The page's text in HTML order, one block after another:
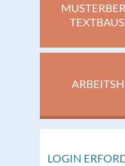
LOGIN